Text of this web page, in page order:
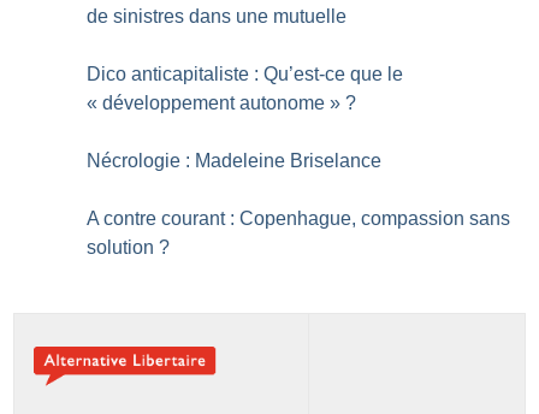
de sinistres dans une mutuelle
Dico anticapitaliste : Qu’est-ce que le
« développement autonome » ?
Nécrologie : Madeleine Briselance
A contre courant : Copenhague, compassion sans
solution ?